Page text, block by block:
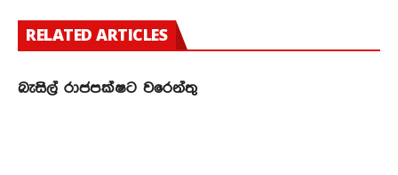
RELATED ARTICLES
බැසිල් රාජපක්ෂට වරෙන්තු